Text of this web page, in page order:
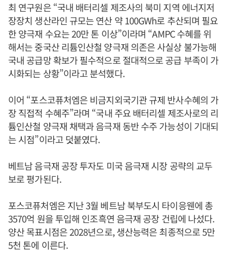
최 연구원은 “국내 배터리셀 제조사의 북미 지역 에너지저
장장치 생산라인 규모는 연산 약 100GWh로 추산되며 필요
한 양극재 수요는 20만 톤 이상”이라며 “AMPC 수혜를 위
해서는 중국산 리튬인산철 양극재 의존은 사실상 불가능해
국내 공급망 확보가 필수적으로 절대적으로 공급 부족이 가
시화되는 상황”이라고 분석했다.
이어 “포스코퓨처엠은 비금지외국기관 규제 반사수혜의 가
장 직접적 수혜주”라며 “국내 주요 배터리셀 제조사로의 리
튬인산철 양극재 채택과 음극재 동반 수주 가능성이 기대되
는 시점”이라고 덧붙였다.
베트남 음극재 공장 투자도 미국 음극재 시장 공략의 교두
보로 평가된다.
포스코퓨처엠은 지난 3월 베트남 북부도시 타이응웬에 총
3570억 원을 투입해 인조흑연 음극재 공장 건립에 나섰다.
양산 목표시점은 2028년으로, 생산능력은 최종적으로 5만
5천 톤에 이른다.